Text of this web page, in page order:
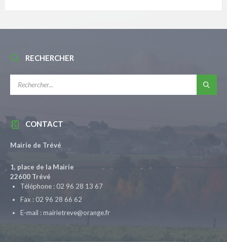
RECHERCHER
CONTACT
Mairie de Trévé
1, place de la Mairie
22600 Trévé
Téléphone : 02 96 28 13 67
Fax : 02 96 28 66 62
E-mail : mairietreve@orange.fr